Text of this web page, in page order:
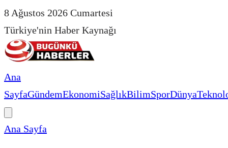
8 Ağustos 2026 Cumartesi
Türkiye'nin Haber Kaynağı
Ana
SayfaGündemEkonomiSağlıkBilimSporDünya
Ana Sayfa